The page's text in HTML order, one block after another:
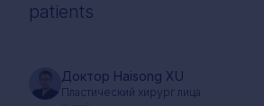
patients
Доктор Haisong XU
Пластический хирург лица